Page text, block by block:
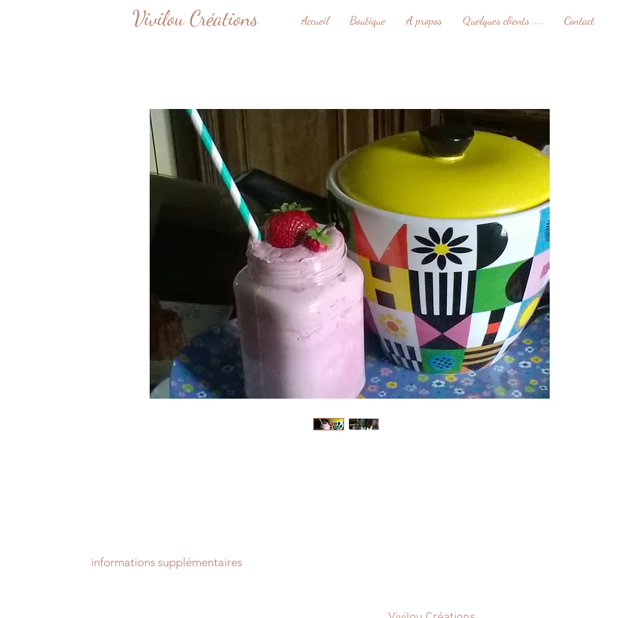
Vivilou Créations Accueil Boutique A propos Quelques clients .... Contact
informations supplémentaires